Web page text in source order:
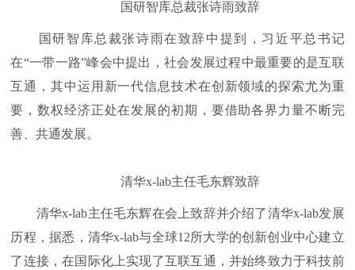
国研智库总裁张诗雨致辞
国研智库总裁张诗雨在致辞中提到，习近平总书记
在“一带一路”峰会中提出，社会发展过程中最重要的是互联
互通，其中运用新一代信息技术在创新领域的探索尤为重
要，数权经济正处在发展的初期，要借助各界力量不断完
善、共通发展。
清华x-lab主任毛东辉致辞
清华x-lab主任毛东辉在会上致辞并介绍了清华x-lab发展
历程，据悉，清华x-lab与全球12所大学的创新创业中心建立
了连接，在国际化上实现了互联互通，并始终致力于科技前